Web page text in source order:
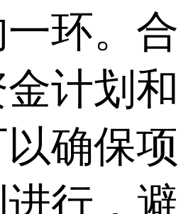
环。合
计划和
确保项
进行，避